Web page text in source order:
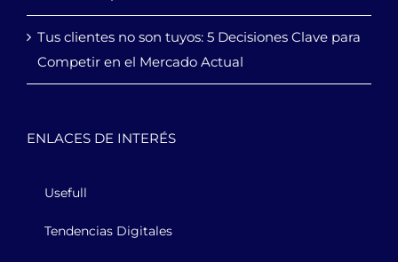
Tus clientes no son tuyos: 5 Decisiones Clave para
Competir en el Mercado Actual
ENLACES DE INTERÉS
Usefull
Tendencias Digitales